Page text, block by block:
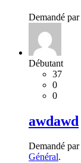
Demandé par
Débutant
37
0
0
awdawd
Demandé par
Général.